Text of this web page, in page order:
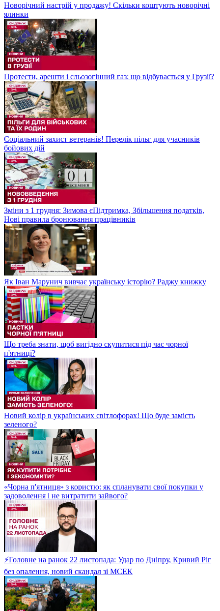
Новорічний настрій у продажу! Скільки коштують новорічні
ялинки
Протести, арешти і сльозогінний газ: що відбувається у Грузії?
Соціальний захист ветеранів! Перелік пільг для учасників
бойових дій
Зміни з 1 грудня: Зимова єПідтримка, Збільшення податків,
Нові правила бронювання працівників
Як Іван Марунич вивчає українську історію? Раджу книжку
Що треба знати, щоб вигідно скупитися під час чорної
п'ятниці?
Новий колір в українських світлофорах! Що буде замість
зеленого?
«Чорна п'ятниця» з користю: як спланувати свої покупки у
задоволення і не витратити зайвого?
⚡Головне на ранок 22 листопада: Удар по Дніпру, Кривий Ріг
без опалення, новий скандал зі МСЕК